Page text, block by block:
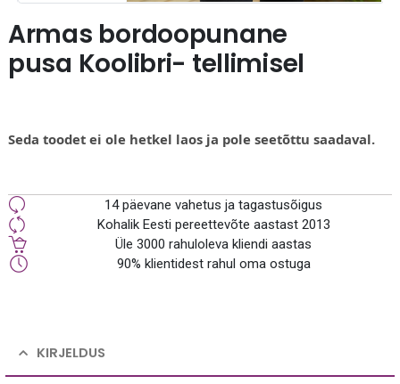
Armas bordoopunane
pusa Koolibri- tellimisel
Seda toodet ei ole hetkel laos ja pole seetõttu saadaval.
14 päevane vahetus ja tagastusõigus
Kohalik Eesti pereettevõte aastast 2013
Üle 3000 rahuloleva kliendi aastas
90% klientidest rahul oma ostuga
KIRJELDUS